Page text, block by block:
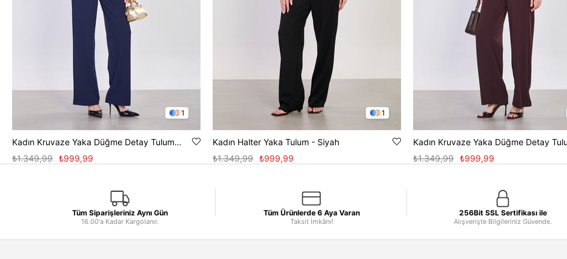
1
Kadın Kruvaze Yaka Düğme Detay Tulum - Lacivert
₺999,99
₺1.349,99
1
Kadın Halter Yaka Tulum - Siyah
₺999,99
₺1.349,99
₺999,99
₺1.349,99
Tüm Siparişleriniz Aynı Gün
16.00'a Kadar Kargolanır.
Tüm Ürünlerde 6 Aya Varan
Taksit İmkânı!
256Bit SSL Sertifikası ile
Alışverişte Bilgileriniz Güvende.